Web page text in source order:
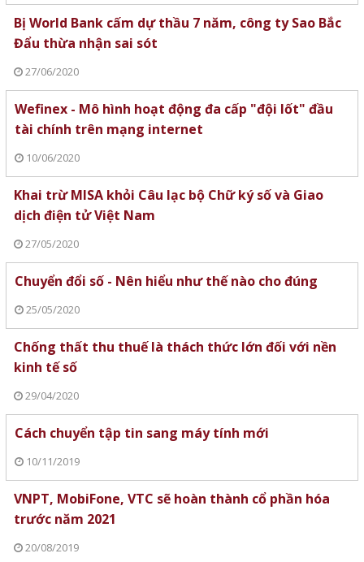
Bị World Bank cấm dự thầu 7 năm, công ty Sao Bắc
Đẩu thừa nhận sai sót
27/06/2020
Wefinex - Mô hình hoạt động đa cấp "đội lốt" đầu
tài chính trên mạng internet
10/06/2020
Khai trừ MISA khỏi Câu lạc bộ Chữ ký số và Giao
dịch điện tử Việt Nam
27/05/2020
Chuyển đổi số - Nên hiểu như thế nào cho đúng
25/05/2020
Chống thất thu thuế là thách thức lớn đối với nền
kinh tế số
29/04/2020
Cách chuyển tập tin sang máy tính mới
10/11/2019
VNPT, MobiFone, VTC sẽ hoàn thành cổ phần hóa
trước năm 2021
20/08/2019